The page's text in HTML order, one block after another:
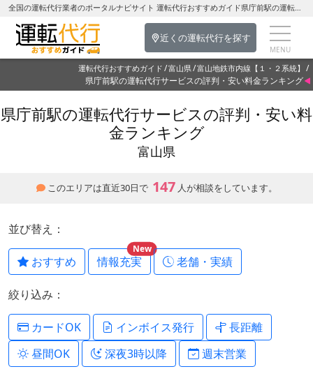
全国の運転代行業者のポータルナビサイト 運転代行おすすめガイド県庁前駅の運転代行を探す-富山県の運転代行
近くの運転代行を探す
運転代行おすすめガイド 富山県 富山地鉄市内線【１・２系統】
県庁前駅の運転代行サービスの評判・安い料金ランキング
県庁前駅の運転代行サービスの評判・安い料
金ランキング
富山県
このエリアは直近30日で 147 人が相談をしています。
並び替え：
おすすめ 情報充実
New
老舗・実績
絞り込み：
カードOK インボイス発行
長距離
昼間OK
深夜3時以降 週末営業